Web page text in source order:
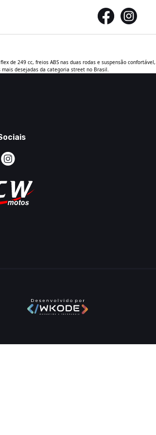
de 249 cc, freios ABS nas duas rodas e suspensão confortável,
desejadas da categoria street no Brasil.